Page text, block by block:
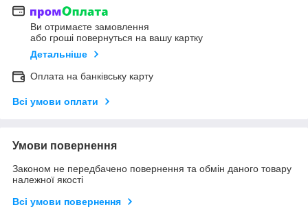
Ви отримаєте замовлення
або гроші повернуться на вашу картку
Детальніше
Оплата на банківську карту
Всі умови оплати
Умови повернення
Законом не передбачено повернення та обмін даного товару
належної якості
Всі умови повернення